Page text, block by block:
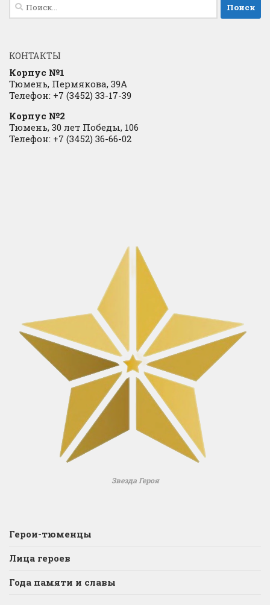
Найти:
КОНТАКТЫ
Корпус №1
Тюмень, Пермякова, 39А
Телефон: +7 (3452) 33-17-39
Корпус №2
Тюмень, 30 лет Победы, 106
Телефон: +7 (3452) 36-66-02
Звезда Героя
Герои-тюменцы
Лица героев
Года памяти и славы